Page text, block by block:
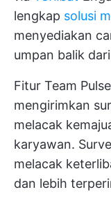
lengkap solusi
menyediakan
umpan balik
Fitur Team
mengirimkan
melacak
karyawan.
melacak
dan lebih